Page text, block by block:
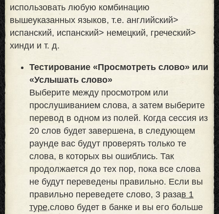
использовать любую комбинацию
вышеуказанных языков, т.е. английский>
испанский, испанский> немецкий, греческий>
хинди и т. д.
Тестирование «Просмотреть слово» или
«Услышать слово»
Выберите между просмотром или
прослушиванием слова, а затем выберите
перевод в одном из полей. Когда сессия из
20 слов будет завершена, в следующем
раунде вас будут проверять только те
слова, в которых вы ошиблись. Так
продолжается до тех пор, пока все слова
не будут переведены правильно. Если вы
правильно переведете слово, 3 разав 1
туре,слово будет в банке и вы его больше